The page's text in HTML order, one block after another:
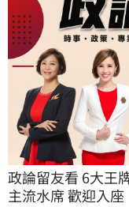
政論留友看 6大王
主流水席 歡迎入座